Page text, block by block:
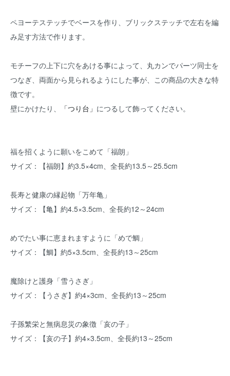
ペヨーテステッチでベースを作り、ブリックステッチで左右を編
み足す方法で作ります。
モチーフの上下に穴をあける事によって、丸カンでパーツ同士を
つなぎ、両面から見られるようにした事が、この商品の大きな特
徴です。
壁にかけたり、
「つり台」 につるして飾ってください。
福を招くように願いをこめて「福朗」
サイズ：【福朗】約3.5×4cm、全長約13.5～25.5cm
長寿と健康の縁起物「万年亀」
サイズ：【亀】約4.5×3.5cm、全長約12～24cm
めでたい事に恵まれますように「めで鯛」
サイズ：【鯛】約5×3.5cm、全長約13～25cm
魔除けと護身「雪うさぎ」
サイズ：【うさぎ】約4×3cm、全長約13～25cm
子孫繁栄と無病息災の象徴「亥の子」
サイズ：【亥の子】約4×3.5cm、全長約13～25cm